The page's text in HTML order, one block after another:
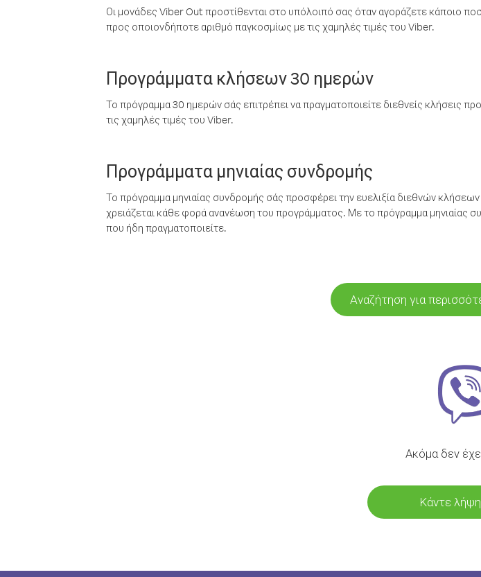
Οι μονάδες Viber Out προστίθενται στο υπόλοιπό σας όταν αγοράζετε κάποιο
προς οποιονδήποτε αριθμό παγκοσμίως με τις χαμηλές τιμές του Viber.
Προγράμματα κλήσεων 30 ημερών
Το πρόγραμμα 30 ημερών σάς επιτρέπει να πραγματοποιείτε διεθνείς κλήσεις
τις χαμηλές τιμές του Viber.
Προγράμματα μηνιαίας συνδρομής
Το πρόγραμμα μηνιαίας συνδρομής σάς προσφέρει την ευελιξία διεθνών
χρειάζεται κάθε φορά ανανέωση του προγράμματος. Με το πρόγραμμα μηνιαίας
που ήδη πραγματοποιείτε.
Αναζήτηση για
Ακόμα δεν
Κάντε